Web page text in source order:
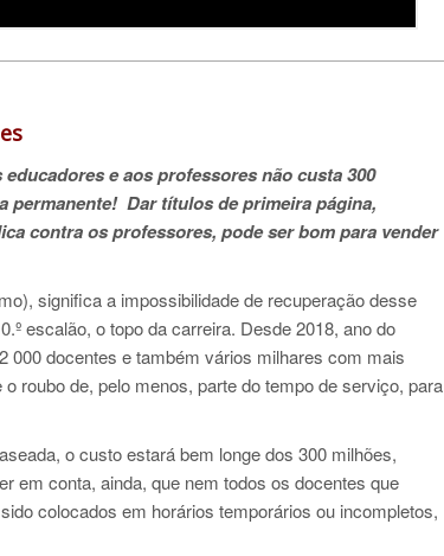
e aos professores não custa 300
permanente! Dar títulos de primeira página,
contra os professores, pode ser bom para vender
significa a impossibilidade de recuperação desse
escalão, o topo da carreira. Desde 2018, ano do
000 docentes e também vários milhares com mais
roubo de, pelo menos, parte do tempo de serviço, para
o custo estará bem longe dos 300 milhões,
em conta, ainda, que nem todos os docentes que
colocados em horários temporários ou incompletos,